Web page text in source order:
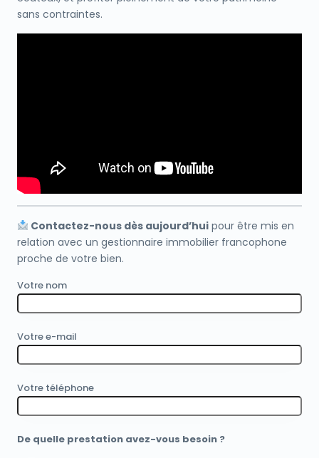
sans contraintes.
Contactez-nous dès aujourd’huipour être mis en
relation avec un gestionnaire immobilier francophone
proche de votre bien.
Votre nom
Votre e-mail
Votre téléphone
De quelle prestation avez-vous besoin ?